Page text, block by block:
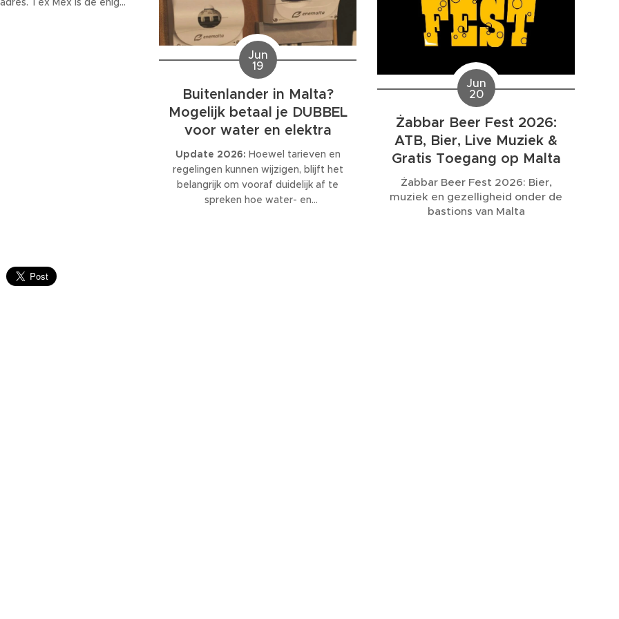
Jun
20
Żabbar Beer Fest 2026:
ATB, Bier, Live Muziek &
Gratis Toegang op Malta
Żabbar Beer Fest 2026: Bier,
muziek en gezelligheid onder de
bastions van Malta
Jun
19
Buitenlander in Malta?
Mogelijk betaal je DUBBEL
voor water en elektra
Update 2026: Hoewel tarieven en
regelingen kunnen wijzigen, blijft het
belangrijk om vooraf duidelijk af te
spreken hoe water- en